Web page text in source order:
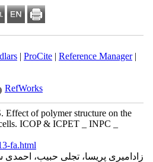
|ProCite|Reference Manager
RefWorks
Effect of polymer structure on the
cells. ICOP & ICPET _ INPC _
fa.html
زادامیری پریسا، تجلی حبیب، احمدی